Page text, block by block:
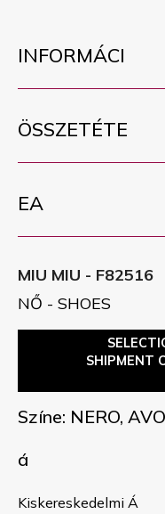
INFORMÁCI
ÖSSZETÉTE
EA
MIU MIU - F82516
NŐ - SHOES
SHIPMENT
Színe: NERO,
á
Kiskereskedelmi Á